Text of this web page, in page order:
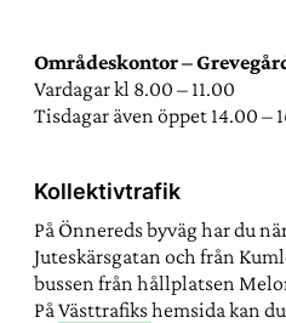
Områdeskontor –
Vardagar kl 8.00 – 11.00
Tisdagar även öppet 14.00 –
Kollektivtrafik
På Önnereds byväg har du
Juteskärsgatan och från
bussen från hållplatsen
PåVästtrafikshemsida kan